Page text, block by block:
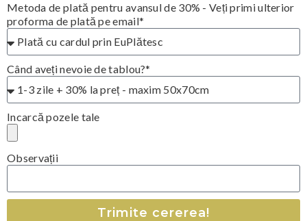
Metoda de plată pentru avansul de 30% - Veți primi ulterior
proforma de plată pe email*
Când aveți nevoie de tablou?*
Incarcă pozele tale
Observații
Trimite cererea!